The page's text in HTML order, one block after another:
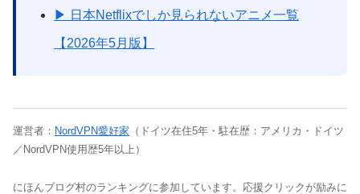
▶ 日本Netflixでしか見られないアニメ一覧
【2026年5月版】
運営者： NordVPN愛好家 （ドイツ在住5年・駐在歴：アメリカ・ドイツ
／NordVPN使用歴5年以上）
にほんブログ村のランキングに参加しています。応援クリックが励みに